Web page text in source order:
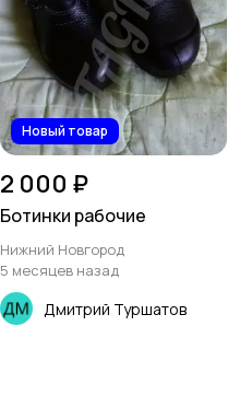
Новый товар
2 000 ₽
Ботинки рабочие
Нижний Новгород
5 месяцев назад
Дмитрий Туршатов